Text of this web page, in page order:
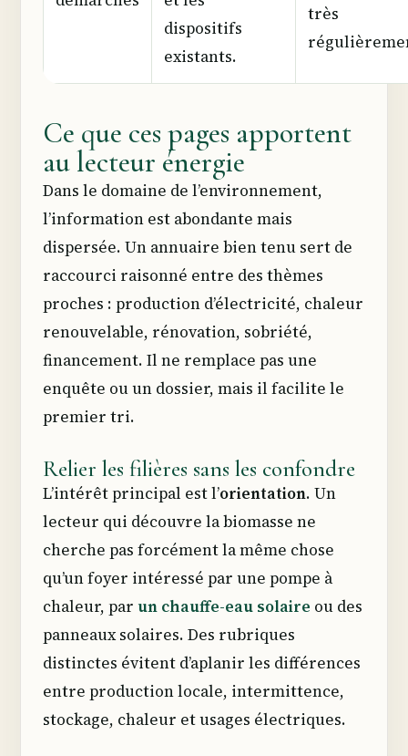
dispositifs
existants.
très
Ce que ces pages apportent
au lecteur énergie
Dans le domaine de l’environnement,
l’information est abondante mais
dispersée. Un annuaire bien tenu sert de
raccourci raisonné entre des thèmes
proches : production d’électricité, chaleur
renouvelable, rénovation, sobriété,
financement. Il ne remplace pas une
enquête ou un dossier, mais il facilite le
premier tri.
Relier les filières sans les confondre
L’intérêt principal est l’orientation. Un
lecteur qui découvre la biomasse ne
cherche pas forcément la même chose
qu’un foyer intéressé par une pompe à
chaleur, par un chauffe-eau solaire ou des
panneaux solaires. Des rubriques
distinctes évitent d’aplanir les différences
entre production locale, intermittence,
stockage, chaleur et usages électriques.